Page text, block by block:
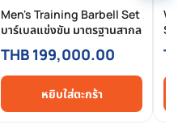
Men's Training Barbell Set
บาร์เบลแข่งขัน มาตรฐานสากล
THB 199,000.00
หยิบใส่ตะกร้า